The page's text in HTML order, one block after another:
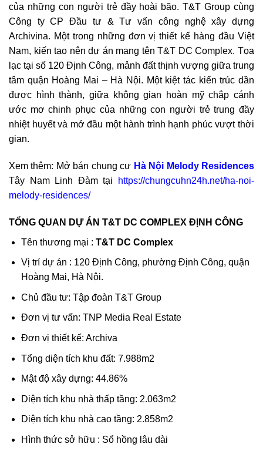
của những con người trẻ đầy hoài bão. T&T Group cùng
Công ty CP Đầu tư & Tư vấn công nghệ xây dựng
Archivina. Một trong những đơn vị thiết kế hàng đầu Việt
Nam, kiến tạo nên dự án mang tên T&T DC Complex. Tọa
lạc tại số 120 Định Công, mảnh đất thịnh vượng giữa trung
tâm quận Hoàng Mai – Hà Nội. Một kiệt tác kiến trúc dần
được hình thành, giữa không gian hoàn mỹ chắp cánh
ước mơ chinh phục của những con người trẻ trung đầy
nhiệt huyết và mở đầu một hành trình hạnh phúc vượt thời
gian.
Xem thêm: Mở bán chung cư Hà Nội Melody Residences
Tây Nam Linh Đàm tại
https://chungcuhn24h.net/ha-noi-
melody-residences/
TỔNG QUAN DỰ ÁN T&T DC COMPLEX ĐỊNH CÔNG
Tên thương mại : T&T DC Complex
Vị trí dự án : 120 Định Công, phường Định Công, quận
Hoàng Mai, Hà Nội.
Chủ đầu tư: Tập đoàn T&T Group
Đơn vị tư vấn: TNP Media Real Estate
Đơn vị thiết kế: Archiva
Tổng diện tích khu đất: 7.988m2
Mật độ xây dựng: 44.86%
Diện tích khu nhà thấp tầng: 2.063m2
Diện tích khu nhà cao tầng: 2.858m2
Hình thức sở hữu : Sổ hồng lâu dài